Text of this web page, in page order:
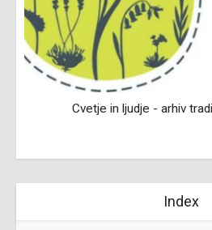
Cvetje in ljudje - arhiv
Index